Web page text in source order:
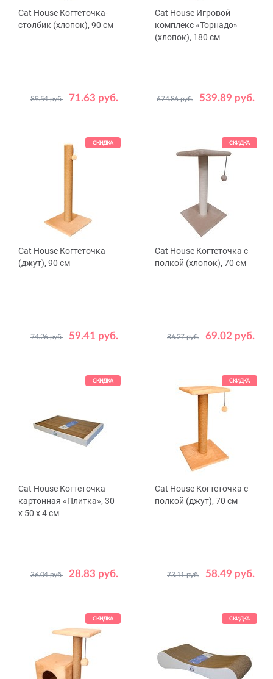
Cat House Когтеточка-
столбик (хлопок), 90 см
71.63 руб.
89.54 руб.
Цвет Бежевый Серый
Cat House Игровой
комплекс «Торнадо»
(хлопок), 180 см
539.89 руб.
674.86 руб.
Цвет Бежевый Серый
СКИДКА
Cat House Когтеточка
(джут), 90 см
59.41 руб.
74.26 руб.
Цвет Бежевый Серый
СКИДКА
Cat House Когтеточка с
полкой (хлопок), 70 см
69.02 руб.
86.27 руб.
Цвет Бежевый Серый
СКИДКА
Cat House Когтеточка
картонная «Плитка», 30
х 50 х 4 см
28.83 руб.
36.04 руб.
СКИДКА
Cat House Когтеточка с
полкой (джут), 70 см
58.49 руб.
73.11 руб.
Цвет Бежевый Серый
СКИДКА СКИДКА